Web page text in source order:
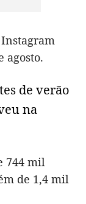
agosto.
de verão
na
744 mil
de 1,4 mil